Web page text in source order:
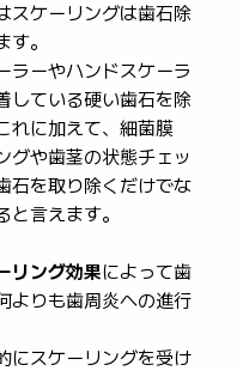
スケーリングは歯石除
。
ラーやハンドスケーラ
している硬い歯石を除
れに加えて、細菌膜
グや歯茎の状態チェッ
石を取り除くだけでな
言えます。
リング効果によって歯
よりも歯周炎への進行
にスケーリングを受け